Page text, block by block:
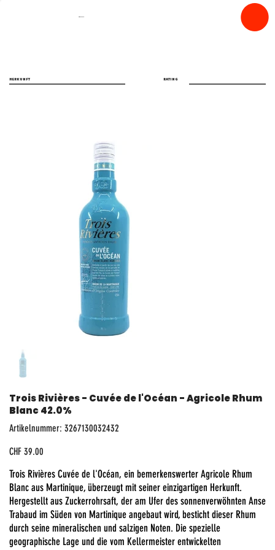
spiritfly
Trois Rivières - Cuvée de l'Océan - Agricole Rhum
Blanc 42.0%
Artikelnummer: Artikelnummer:
3267130032432
3267130032432
Preis
CHF 39.00
Trois Rivières Cuvée de l'Océan, ein bemerkenswerter Agricole Rhum
Blanc aus Martinique, überzeugt mit seiner einzigartigen Herkunft.
Hergestellt aus Zuckerrohrsaft, der am Ufer des sonnenverwöhnten Anse
Trabaud im Süden von Martinique angebaut wird, besticht dieser Rhum
durch seine mineralischen und salzigen Noten. Die spezielle
geographische Lage und die vom Kellermeister entwickelten
RATING
HERKUNFT